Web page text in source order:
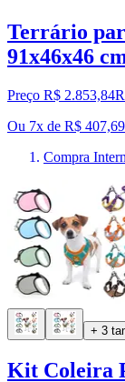
Terrário
91x46x46
Preço R$ 2.853,84
Ou 7x de R$
Compra
+ 3
Kit Coleira